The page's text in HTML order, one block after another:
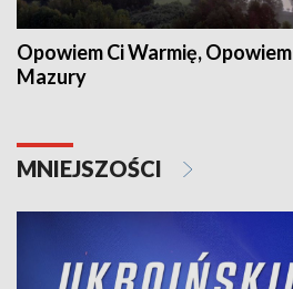
Opowiem Ci Warmię, Opowiem
Mazury
MNIEJSZOŚCI